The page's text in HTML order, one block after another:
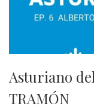
Asturiano
TRAMÓN